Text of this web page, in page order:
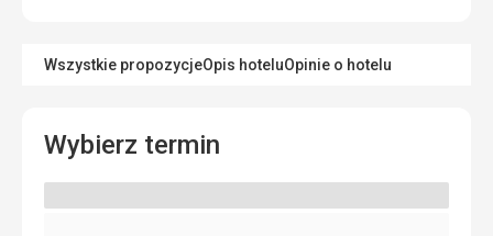
Wszystkie propozycjeOpis hoteluOpinie o hotelu
Wybierz termin